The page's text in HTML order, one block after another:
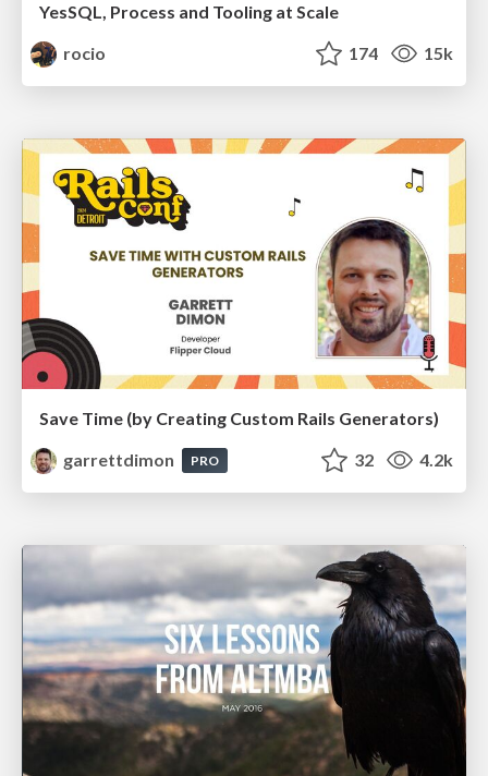
YesSQL, Process and Tooling at Scale
rocio
174 15k
Save Time (by Creating Custom Rails Generators)
garrettdimon
PRO 32 4.2k